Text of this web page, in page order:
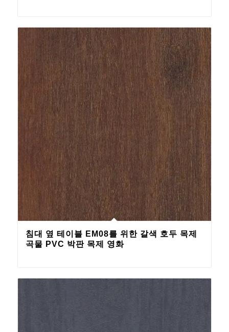
침대 옆 테이블 EM08를 위한 갈색 호두 목제
곡물 PVC 박판 목제 영화